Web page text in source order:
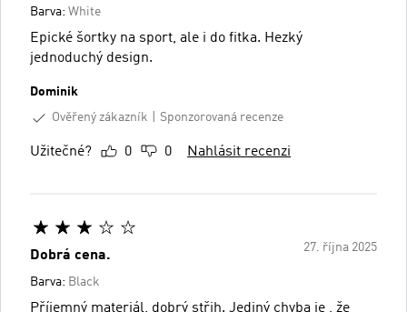
Barva: White
Epické šortky na sport, ale i do fitka. Hezký
jednoduchý design.
Dominik
Ověřený zákazník
Sponzorovaná recenze
Užitečné? 0 0 Nahlásit recenzi
27. října 2025
Dobrá cena.
Barva: Black
Příjemný materiál, dobrý střih. Jediný chyba je , že